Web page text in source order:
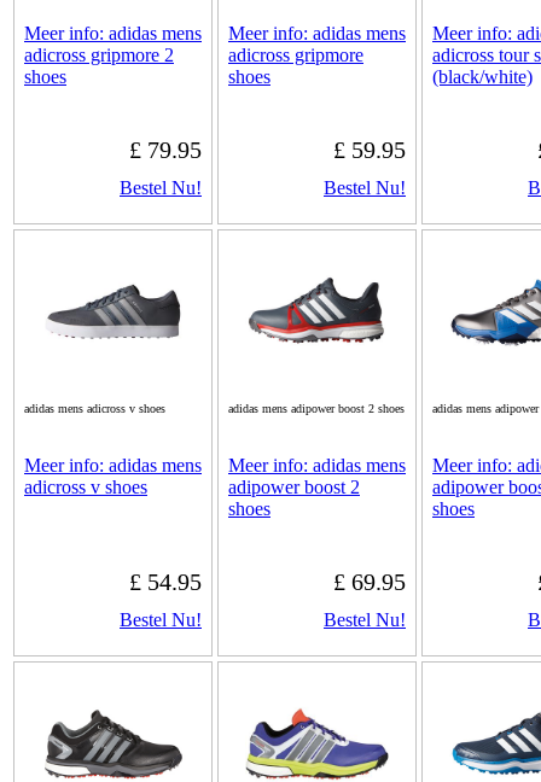
Meer info: adidas mens
adicross gripmore 2
shoes
£ 79.95
Bestel Nu!
Meer info: adidas mens
adicross gripmore
shoes
£ 59.95
Bestel Nu!
Meer info:
adicross tour
(black/white)
adidas mens adicross v shoes
Meer info: adidas mens
adicross v shoes
£ 54.95
Bestel Nu!
adidas mens adipower boost 2 shoes
Meer info: adidas mens
adipower boost 2
shoes
£ 69.95
Bestel Nu!
adidas mens
Meer info:
adipower
shoes